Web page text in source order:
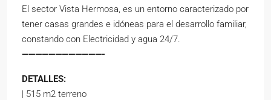
El sector Vista Hermosa, es un entorno caracterizado por
tener casas grandes e idóneas para el desarrollo familiar,
constando con Electricidad y agua 24/7.
————————————-
DETALLES:
| 515 m2 terreno